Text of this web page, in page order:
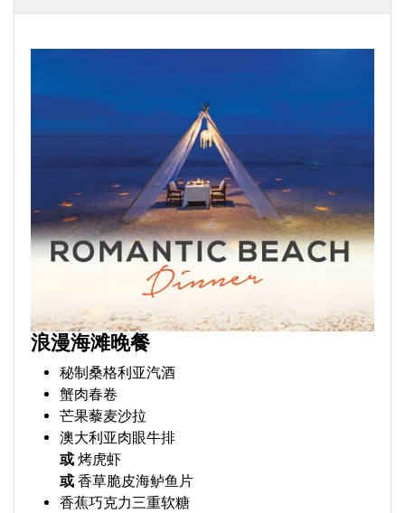
浪漫海滩晚餐
秘制桑格利亚汽酒
蟹肉春卷
芒果藜麦沙拉
澳大利亚肉眼牛排
或 烤虎虾
或 香草脆皮海鲈鱼片
香蕉巧克力三重软糖